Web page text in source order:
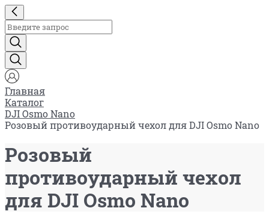
Главная
Каталог
DJI Osmo Nano
Розовый противоударный чехол для DJI Osmo Nano
Розовый
противоударный чехол
для DJI Osmo Nano